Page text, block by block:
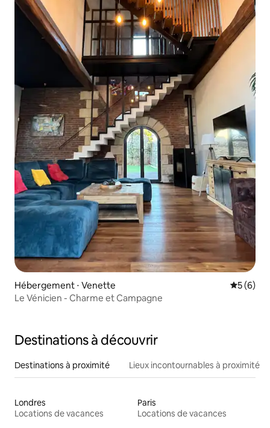
Hébergement ⋅ Venette
5 (6)
Le Vénicien - Charme et Campagne
Destinations à découvrir
Destinations à proximité Lieux incontournables à proximité
Londres
Locations de vacances
Paris
Locations de vacances